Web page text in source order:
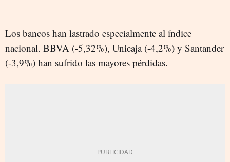
Los bancos han lastrado especialmente al índice
nacional. BBVA (-5,32%), Unicaja (-4,2%) y Santander
(-3,9%) han sufrido las mayores pérdidas.